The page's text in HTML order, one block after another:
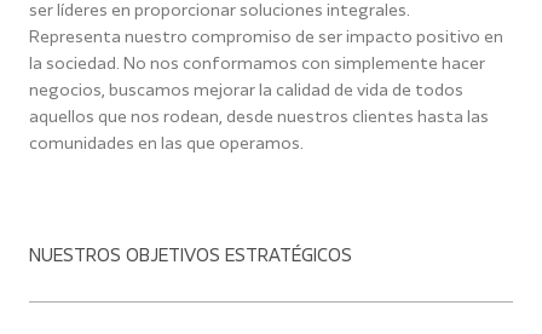
ser líderes en proporcionar soluciones integrales.
Representa nuestro compromiso de ser impacto positivo en
la sociedad. No nos conformamos con simplemente hacer
negocios, buscamos mejorar la calidad de vida de todos
aquellos que nos rodean, desde nuestros clientes hasta las
comunidades en las que operamos.
NUESTROS OBJETIVOS ESTRATÉGICOS